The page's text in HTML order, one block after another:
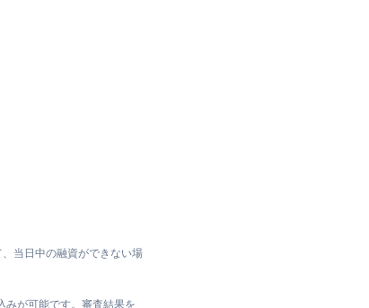
当日中の融資ができない場
みが可能です。審査結果を